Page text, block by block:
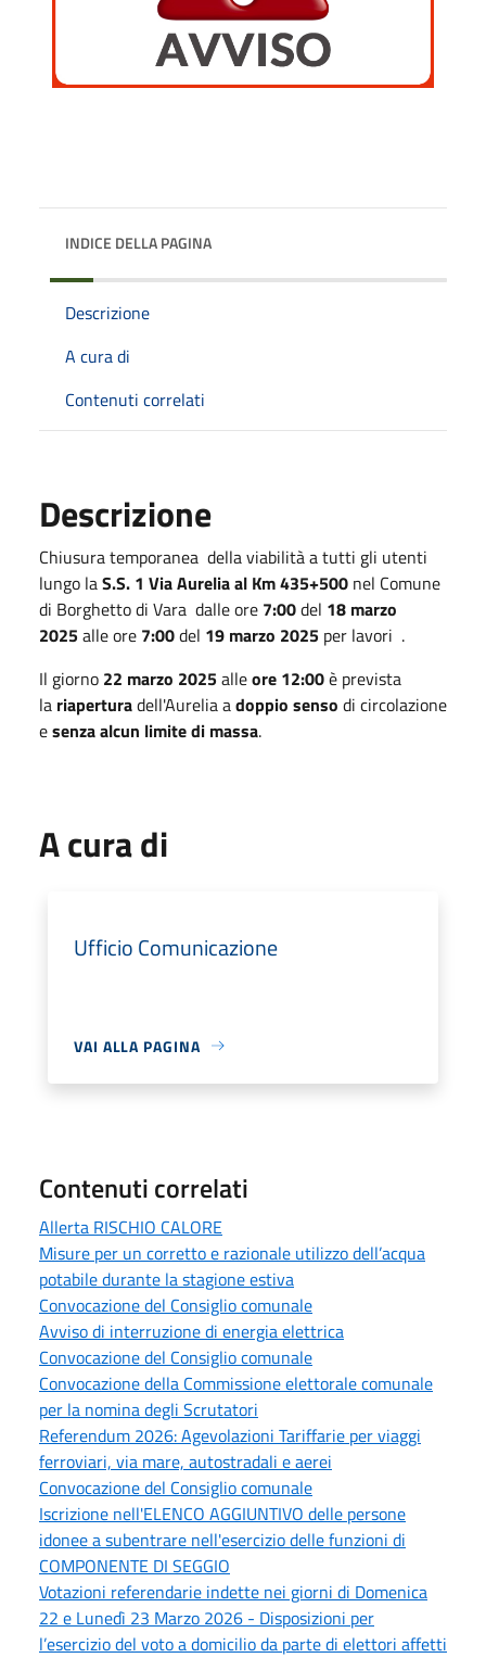
INDICE DELLA PAGINA
Descrizione
A cura di
Contenuti correlati
Descrizione
Chiusura temporanea della viabilità a tutti gli utenti
lungo laS.S. 1 Via Aurelia al Km 435+500 nel Comune
di Borghetto di Vara dalle ore 7:00del 18 marzo
2025alle ore 7:00del 19 marzo 2025 per lavori .
Il giorno 22 marzo 2025alleore 12:00è prevista
la riaperturadell'Aurelia adoppio senso di circolazione
esenza alcun limite di massa.
A cura di
Ufficio Comunicazione
VAI ALLA PAGINA
Contenuti correlati
Allerta RISCHIO CALORE
Misure per un corretto e razionale utilizzo dell’acqua
potabile durante la stagione estiva
Convocazione del Consiglio comunale
Avviso di interruzione di energia elettrica
Convocazione del Consiglio comunale
Convocazione della Commissione elettorale comunale
per la nomina degli Scrutatori
Referendum 2026: Agevolazioni Tariffarie per viaggi
ferroviari, via mare, autostradali e aerei
Convocazione del Consiglio comunale
Iscrizione nell'ELENCO AGGIUNTIVO delle persone
idonee a subentrare nell'esercizio delle funzioni di
COMPONENTE DI SEGGIO
Votazioni referendarie indette nei giorni di Domenica
22 e Lunedì 23 Marzo 2026 - Disposizioni per
l’esercizio del voto a domicilio da parte di elettori affetti